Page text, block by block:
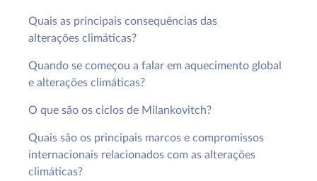
Quais as principais consequências das
alterações climáticas?
Quando se começou a falar em aquecimento global
e alterações climáticas?
O que são os ciclos de Milankovitch?
Quais são os principais marcos e compromissos
internacionais relacionados com as alterações
climáticas?